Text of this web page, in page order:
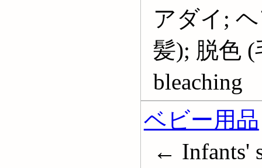
アダイ;
髪); 脱色 (
bleaching
ベビー用品
← Infants'